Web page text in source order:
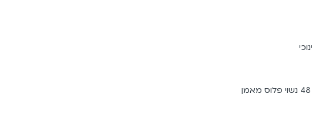
מאמן הנבחרת האולימפית בכדורגל בן 48 נשוי פלוס מאמן